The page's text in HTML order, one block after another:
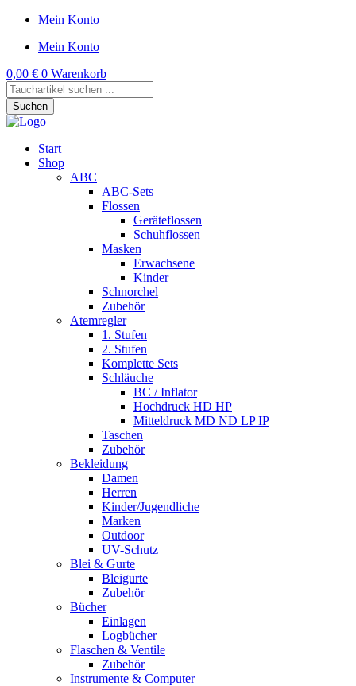
Mein Konto
Mein Konto
0,00 € 0 Warenkorb
Products
search
Suchen
Start
Shop
ABC
ABC-Sets
Flossen
Geräteflossen
Schuhflossen
Masken
Erwachsene
Kinder
Schnorchel
Zubehör
Atemregler
1. Stufen
2. Stufen
Komplette Sets
Schläuche
BC / Inflator
Hochdruck HD HP
Mitteldruck MD ND LP IP
Taschen
Zubehör
Bekleidung
Damen
Herren
Kinder/Jugendliche
Marken
Outdoor
UV-Schutz
Blei & Gurte
Bleigurte
Zubehör
Bücher
Einlagen
Logbücher
Flaschen & Ventile
Zubehör
Instrumente & Computer